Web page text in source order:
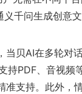
千问生成创意
贝AI在多轮对
持PDF、音视
支持。此外，